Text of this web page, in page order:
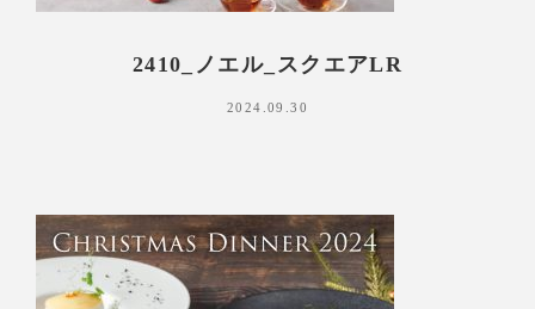
2410_ノエル_スクエアLR
2024.09.30